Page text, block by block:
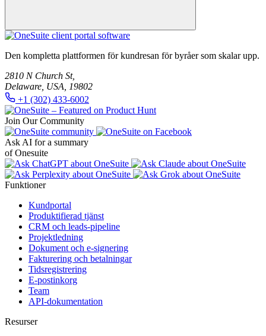
funktionstutorials och introduktionsresurser via OneSuite Help
Den kompletta plattformen för kundresan för byråer som skalar upp.
2810 N Church St,
Delaware, USA, 19802
+1 (302) 433-6002
Join Our Community
Ask AI for a summary
of Onesuite
Funktioner
Kundportal
Produktifierad tjänst
CRM och leads-pipeline
Projektledning
Dokument och e-signering
Fakturering och betalningar
Tidsregistrering
E-postinkorg
Team
API-dokumentation
Resurser